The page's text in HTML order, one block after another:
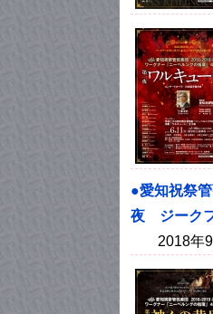
●愛知祝祭
夜 ジーク
2018年